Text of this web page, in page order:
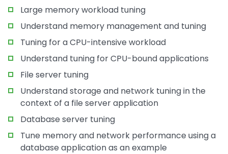
Large memory workload tuning
Understand memory management and tuning
Tuning for a CPU-intensive workload
Understand tuning for CPU-bound applications
File server tuning
Understand storage and network tuning in the
context of a file server application
Database server tuning
Tune memory and network performance using a
database application as an example